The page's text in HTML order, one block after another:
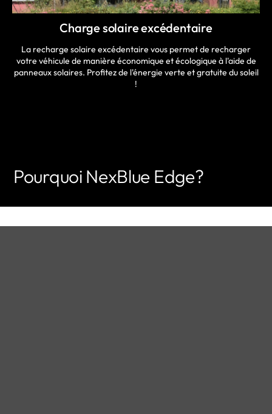
Charge solaire excédentaire
La recharge solaire excédentaire vous permet de recharger
votre véhicule de manière économique et écologique à l'aide de
panneaux solaires. Profitez de l'énergie verte et gratuite du soleil
!
Pourquoi NexBlue Edge?